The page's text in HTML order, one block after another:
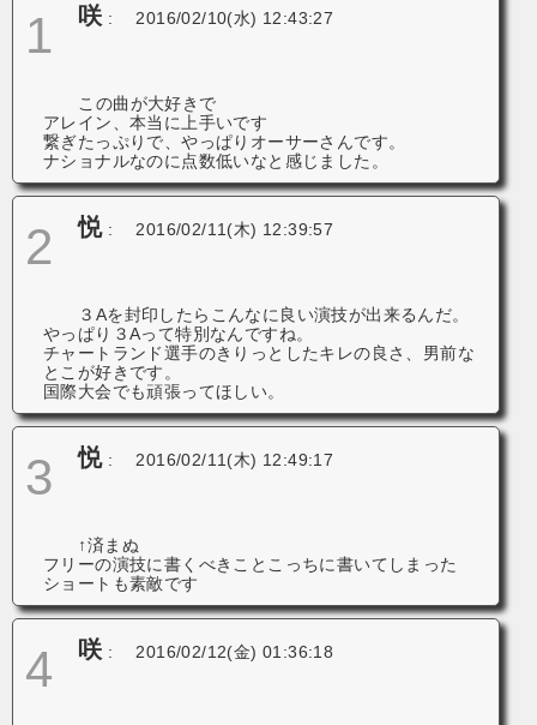
1 咲 : 2016/02/10(水) 12:43:27
この曲が大好きで
アレイン、本当に上手いです
繋ぎたっぷりで、やっぱりオーサーさんです。
ナショナルなのに点数低いなと感じました。
2 悦: 2016/02/11(木) 12:39:57
３Aを封印したらこんなに良い演技が出来るんだ。
やっぱり３Aって特別なんですね。
チャートランド選手のきりっとしたキレの良さ、男前な
とこが好きです。
国際大会でも頑張ってほしい。
3 悦: 2016/02/11(木) 12:49:17
↑済まぬ
フリーの演技に書くべきことこっちに書いてしまった
ショートも素敵です
4 咲 : 2016/02/12(金) 01:36:18